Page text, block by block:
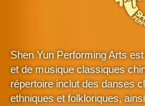
Shen Yun Performing Arts
et de musique classiques
répertoire inclut des danses
ethniques et folkloriques,